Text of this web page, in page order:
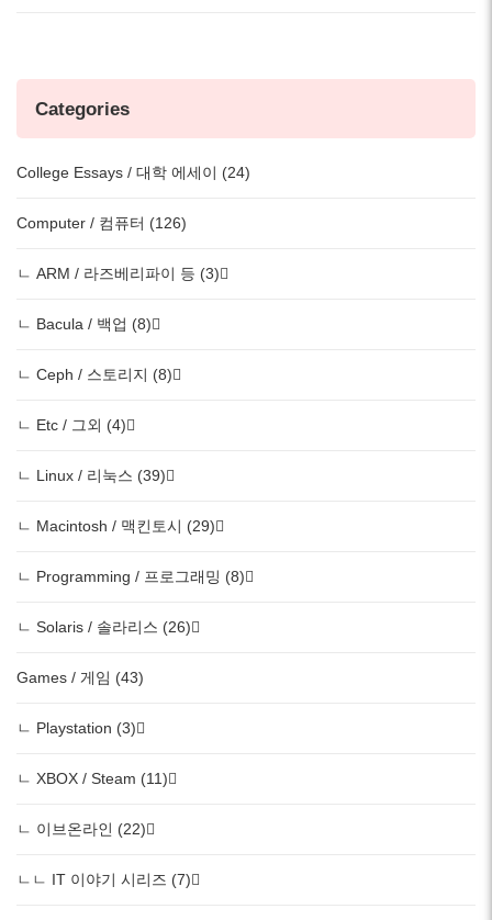
Categories
College Essays / 대학 에세이 (24)
Computer / 컴퓨터 (126)
ㄴ ARM / 라즈베리파이 등 (3)
ㄴ Bacula / 백업 (8)
ㄴ Ceph / 스토리지 (8)
ㄴ Etc / 그외 (4)
ㄴ Linux / 리눅스 (39)
ㄴ Macintosh / 맥킨토시 (29)
ㄴ Programming / 프로그래밍 (8)
ㄴ Solaris / 솔라리스 (26)
Games / 게임 (43)
ㄴ Playstation (3)
ㄴ XBOX / Steam (11)
ㄴ 이브온라인 (22)
ㄴㄴ IT 이야기 시리즈 (7)